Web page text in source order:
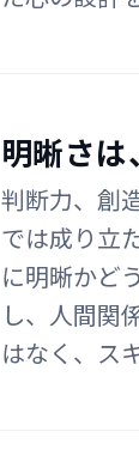
明晰さは
判断力、創
では成り立
に明晰かど
し、人間関
はなく、ス